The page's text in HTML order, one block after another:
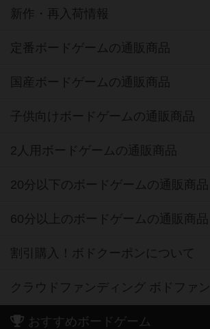
新作・再入荷情報
定番ボードゲームの通販商品
国産ボードゲームの通販商品
子供向けボードゲームの通販商品
2人用ボードゲームの通販商品
20分以下のボードゲームの通販商品
60分以上のボードゲームの通販商品
割引購入！ボドクーポンについて
クラウドファンディング ボドファン
おすすめボードゲーム